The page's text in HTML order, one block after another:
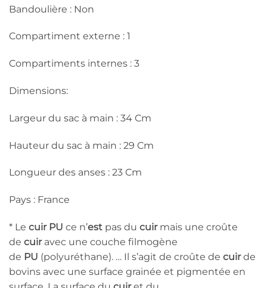
Bandoulière : Non
Compartiment externe : 1
Compartiments internes : 3
Dimensions:
Largeur du sac à main : 34 Cm
Hauteur du sac à main : 29 Cm
Longueur des anses : 23 Cm
Pays : France
* Le cuir PU ce n’est pas du cuirmais une croûte
de cuiravec une couche filmogène
de PU (polyuréthane). … Il s’agit de croûte de cuirde
bovins avec une surface grainée et pigmentée en